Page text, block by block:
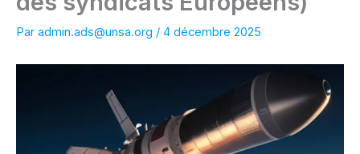
Par admin.ads@unsa.org / 4 décembre 2025